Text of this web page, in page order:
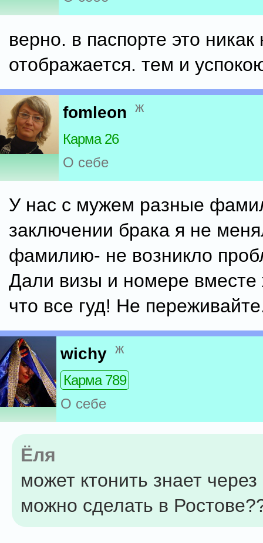
верно. в паспорте это никак
отображается. тем и
fomleon ж
Карма 26
О себе
У нас с мужем разные
заключении брака я не
фамилию- не возникло
Дали визы и номере вместе
что все гуд! Не
wichy ж
Карма 789
О себе
Ёля
может ктонить знает через
можно сделать в